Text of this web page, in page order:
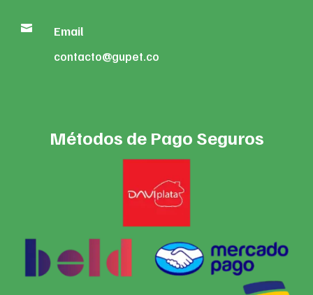
 Email
contacto@gupet.co
Métodos de Pago Seguros